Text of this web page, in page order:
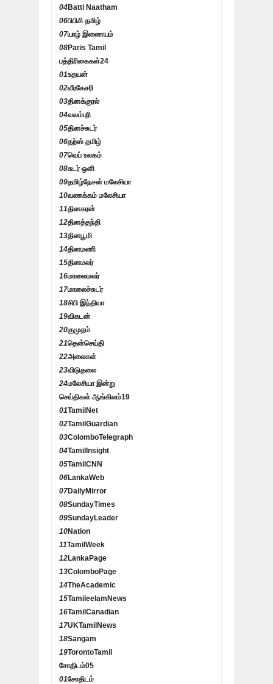
04Batti Naatham
06பிபிசி தமிழ்
07யாழ் இணையம்
08Paris Tamil
பத்திரிகைகள்24
01உதயன்
02வீரகேசரி
03தினக்குரல்
04வலம்புரி
05தினச்சுடர்
06தற்ஸ் தமிழ்
07வெப் உலகம்
08சுடர் ஒளி
09தமிழ்நேசன் மலேசியா
10வணக்கம் மலேசியா
11தினகரன்
12தினத்தந்தி
13தினபூமி
14தினமணி
15தினமலர்
16மாலைமலர்
17மாலைச்சுடர்
18சிபி இந்தியா
19விகடன்
20குமுதம்
21தென்செய்தி
22அலைகள்
23விடுதலை
24மலேசியா இன்று
செய்திகள் ஆங்கிலம்19
01TamilNet
02TamilGuardian
03ColomboTelegraph
04TamilInsight
05TamilCNN
06LankaWeb
07DailyMirror
08SundayTimes
09SundayLeader
10Nation
11TamilWeek
12LankaPage
13ColomboPage
14TheAcademic
15TamileelamNews
16TamilCanadian
17UKTamilNews
18Sangam
19TorontoTamil
சோதிடம்05
01சோதிடம்